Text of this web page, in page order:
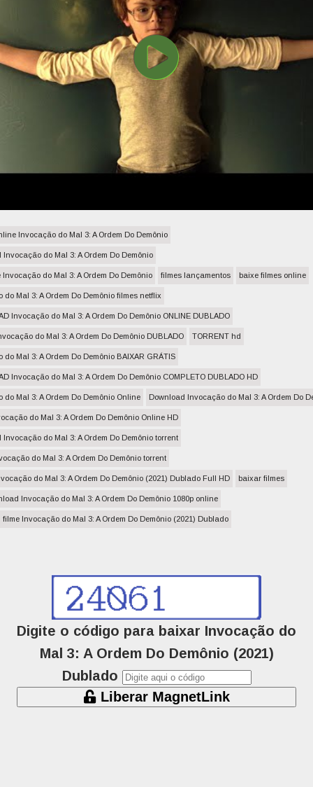
Invocação do Mal 3: A Ordem Do Demônio
Invocação do Mal 3: A Ordem Do Demônio
Invocação do Mal 3: A Ordem Do Demônio filmes lançamentos baixe filmes online
do Mal 3: A Ordem Do Demônio filmes netflix
Invocação do Mal 3: A Ordem Do Demônio ONLINE DUBLADO
do Mal 3: A Ordem Do Demônio DUBLADO TORRENT hd
do Mal 3: A Ordem Do Demônio BAIXAR GRÁTIS
Invocação do Mal 3: A Ordem Do Demônio COMPLETO DUBLADO HD
do Mal 3: A Ordem Do Demônio Online Download Invocação do Mal 3: A Ordem Do
do Mal 3: A Ordem Do Demônio Online HD
Invocação do Mal 3: A Ordem Do Demônio torrent
do Mal 3: A Ordem Do Demônio torrent
do Mal 3: A Ordem Do Demônio (2021) Dublado Full HD baixar filmes
Invocação do Mal 3: A Ordem Do Demônio 1080p online
Invocação do Mal 3: A Ordem Do Demônio (2021) Dublado
Digite o código para baixar Invocação do
Mal 3: A Ordem Do Demônio (2021)
Dublado
Liberar MagnetLink